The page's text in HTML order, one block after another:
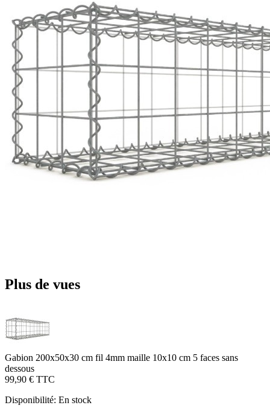
Plus de vues
Gabion 200x50x30 cm fil 4mm maille 10x10 cm 5 faces sans
dessous
99,90 € TTC
Disponibilité: En stock